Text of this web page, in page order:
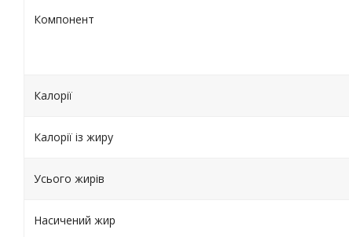
Компонент
Калорії
Калорії із жиру
Усього жирів
Насичений жир